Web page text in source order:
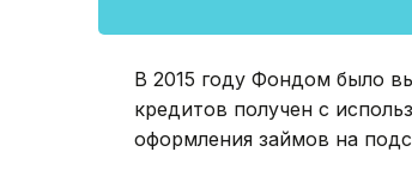
В 2015 году Фондом было
кредитов получен с
оформления займов на